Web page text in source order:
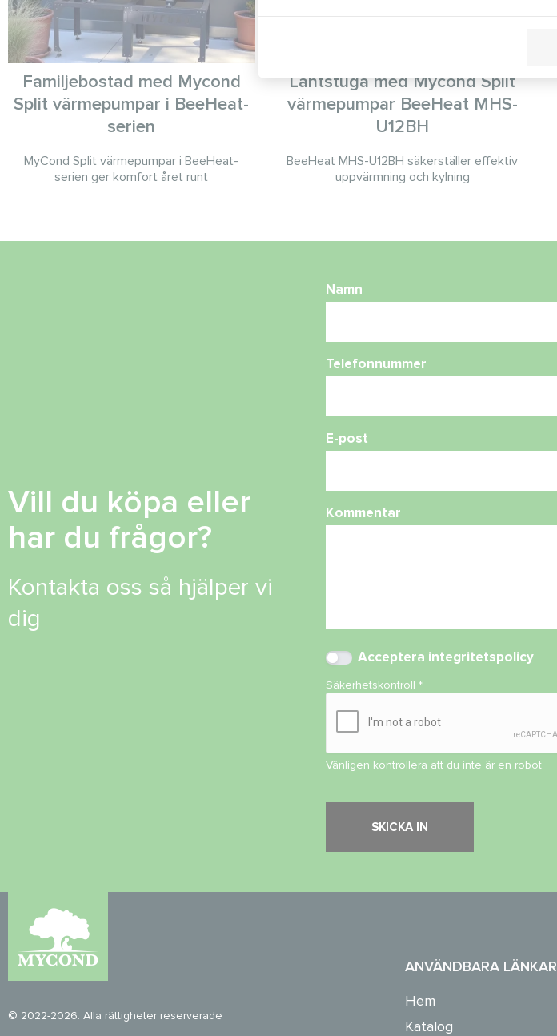
Familjebostad med Mycond
Split värmepumpar i BeeHeat-
serien
MyCond Split värmepumpar i BeeHeat-
serien ger komfort året runt
Lantstuga med Mycond Split
värmepumpar BeeHeat MHS-
U12BH
BeeHeat MHS-U12BH säkerställer effektiv
uppvärmning och kylning
Vill du köpa eller
har du frågor?
Kontakta oss så hjälper vi
dig
Namn
Telefonnummer
E-post
Kommentar
Acceptera integritetspolicy
Säkerhetskontroll*
Vänligen kontrollera att du inte är en robot.
© 2022-2026. Alla rättigheter reserverade
ANVÄNDBARA LÄNKAR
Hem
Katalog